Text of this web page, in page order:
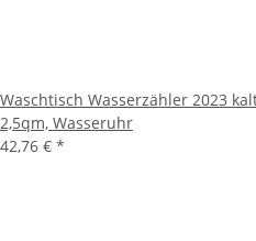
Waschtisch Wasserzähler 2023
2,5qm, Wasseruhr
42,76 € *